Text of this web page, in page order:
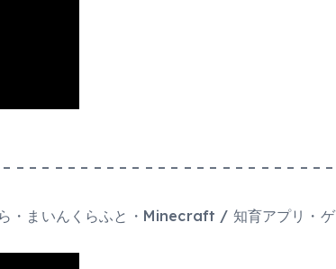
– – – – – – – – – – – – – – – – – – – – – – – – –
ら・まいんくらふと・Minecraft / 知育アプリ・ゲ